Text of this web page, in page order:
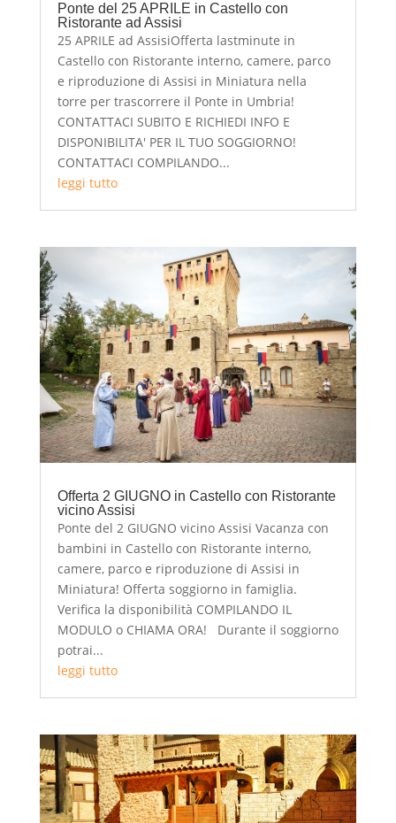
Ponte del 25 APRILE in Castello con
Ristorante ad Assisi
25 APRILE ad AssisiOfferta lastminute in
Castello con Ristorante interno, camere, parco
e riproduzione di Assisi in Miniatura nella
torre per trascorrere il Ponte in Umbria!
CONTATTACI SUBITO E RICHIEDI INFO E
DISPONIBILITA' PER IL TUO SOGGIORNO!
CONTATTACI COMPILANDO...
leggi tutto
Offerta 2 GIUGNO in Castello con Ristorante
vicino Assisi
Ponte del 2 GIUGNO vicino Assisi Vacanza con
bambini in Castello con Ristorante interno,
camere, parco e riproduzione di Assisi in
Miniatura! Offerta soggiorno in famiglia.
Verifica la disponibilità COMPILANDO IL
MODULO o CHIAMA ORA! Durante il soggiorno
potrai...
leggi tutto